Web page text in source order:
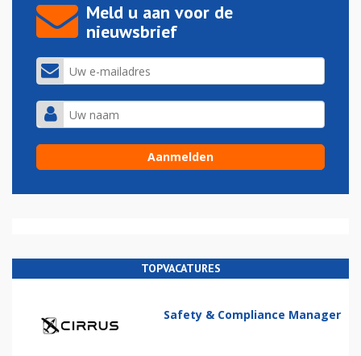
Meld u aan voor de
nieuwsbrief
TOPVACATURES
Safety & Compliance Manager